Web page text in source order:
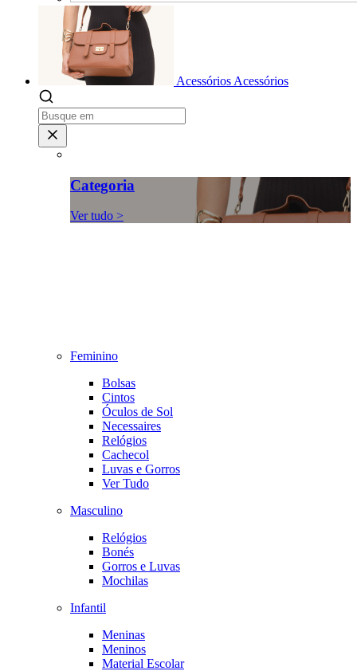
Acessórios Acessórios
Categoria
Ver tudo >
Feminino
Bolsas
Cintos
Óculos de Sol
Necessaires
Relógios
Cachecol
Luvas e Gorros
Ver Tudo
Masculino
Relógios
Bonés
Gorros e Luvas
Mochilas
Infantil
Meninas
Meninos
Material Escolar